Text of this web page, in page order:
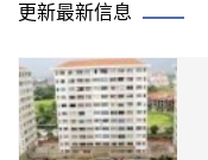
更新最新信息